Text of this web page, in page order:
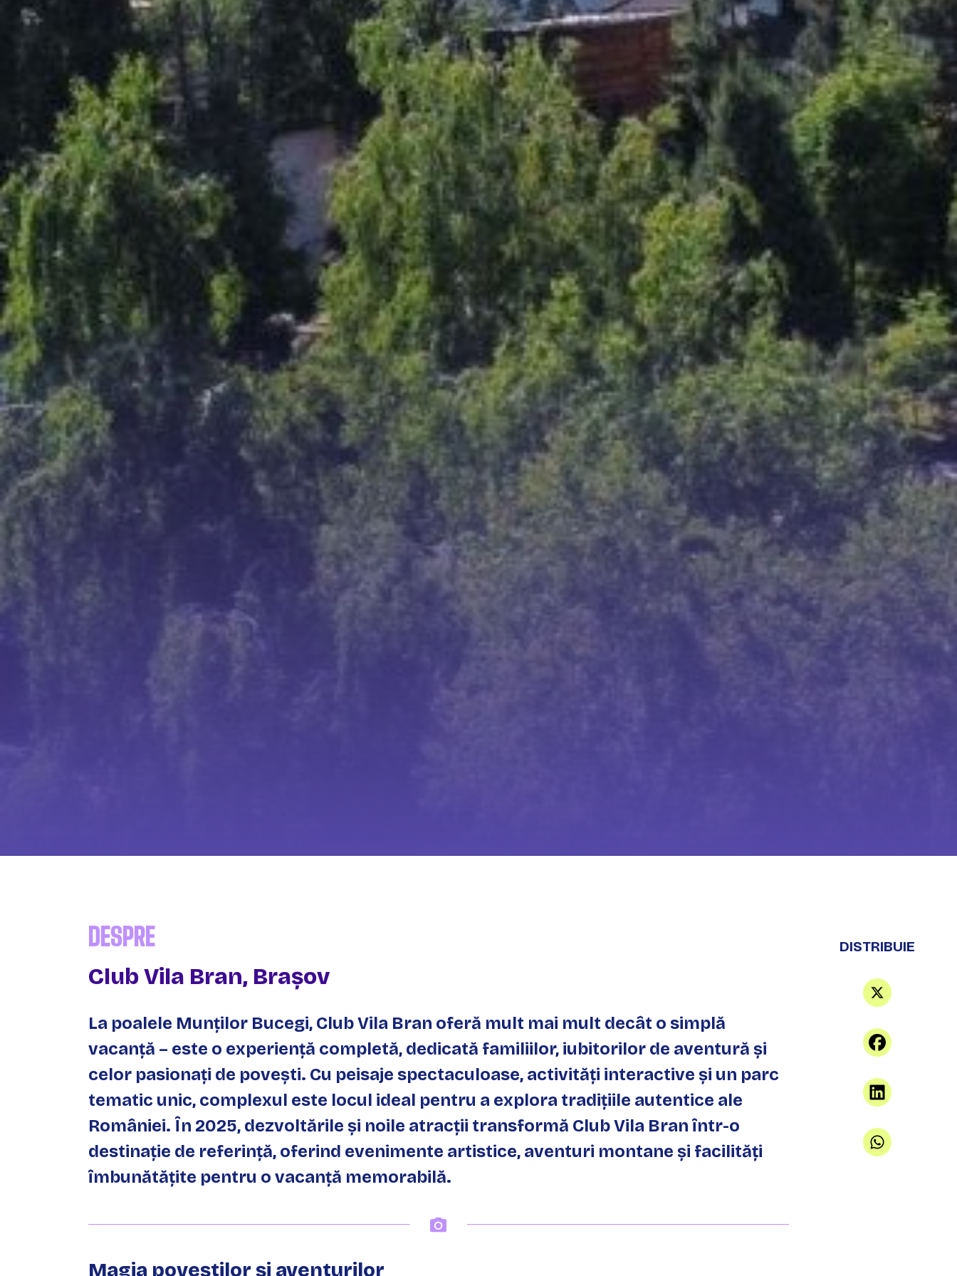
DESPRE
Club Vila Bran, Brașov
La poalele Munților Bucegi, Club Vila Bran oferă mult mai mult decât o simplă
vacanță – este o experiență completă, dedicată familiilor, iubitorilor de aventură și
celor pasionați de povești. Cu peisaje spectaculoase, activități interactive și un parc
tematic unic, complexul este locul ideal pentru a explora tradițiile autentice ale
României. În 2025, dezvoltările și noile atracții transformă Club Vila Bran într-o
destinație de referință, oferind evenimente artistice, aventuri montane și facilități
îmbunătățite pentru o vacanță memorabilă.
Magia poveștilor și aventurilor
DISTRIBUIE